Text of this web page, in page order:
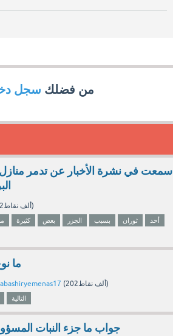
من فضلك سجل
سمعت في نشرة الأخبار عن تدمر
202ألفنقاط)
كثيرة بعض الجزر بسبب ثوران
أحد
ما
( 202ألفنقاط)
التالية
جواب ما جزء النبات